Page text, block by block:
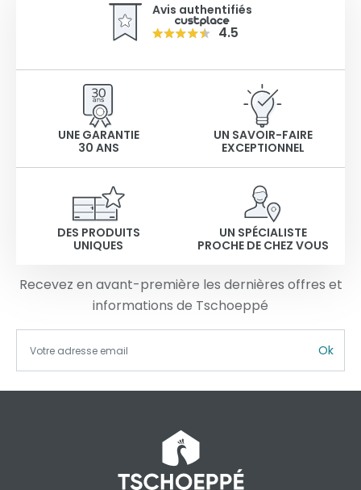
Avis authentifiés
4.5
UNE GARANTIE
30 ANS
UN SAVOIR-FAIRE
EXCEPTIONNEL
DES PRODUITS
UNIQUES
UN SPÉCIALISTE
PROCHE DE CHEZ VOUS
Recevez en avant-première les dernières offres et
informations de Tschoeppé
Ok